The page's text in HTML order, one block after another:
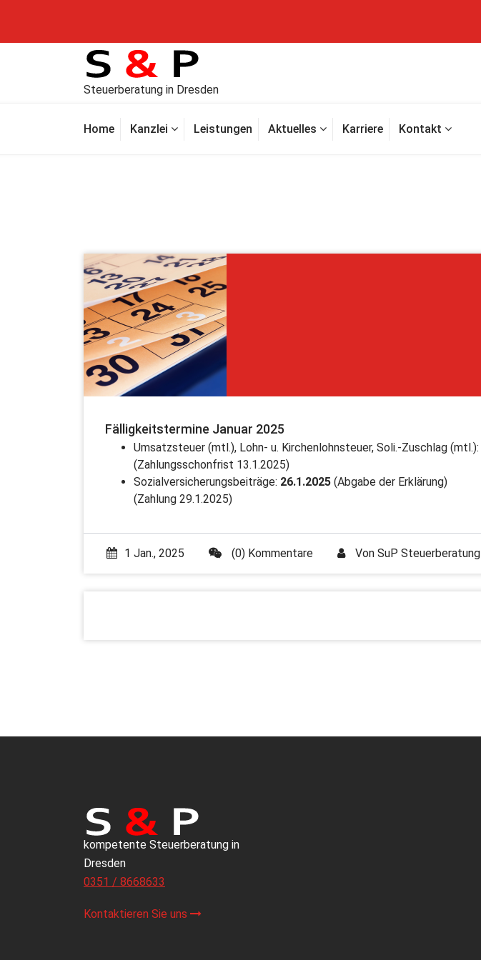
Steuerberatung in Dresden
Home Kanzlei Leistungen Aktuelles Karriere Kontakt
Fälligkeitstermine Januar 2025
Umsatzsteuer (mtl.), Lohn- u. Kirchenlohnsteuer, Soli.-Zuschlag (mtl.):
(Zahlungsschonfrist 13.1.2025)
Sozialversicherungsbeiträge: 26.1.2025 (Abgabe der Erklärung)
(Zahlung 29.1.2025)
1 Jan., 2025 (0) Kommentare Von SuP Steuerberatung
kompetente Steuerberatung in
Dresden
0351 / 8668633
Kontaktieren Sie uns